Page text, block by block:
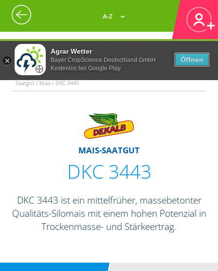
Agrar Wetter
Bayer CropScience Deutschland GmbH
Kostenlos bei Google Play
Öffnen
A-Z
Saatgut / Mais / DKC 3443
MAIS-SAATGUT
DKC 3443
DKC 3443 ist ein mittelfrüher, massebetonter
Qualitäts-Silomais mit einem hohen Potenzial in
Trockenmasse- und Stärkeertrag.